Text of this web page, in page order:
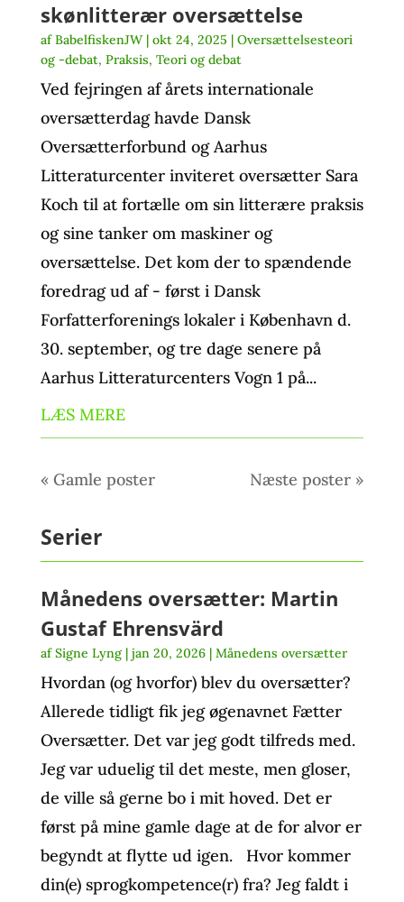
skønlitterær oversættelse
afBabelfiskenJW| okt 24, 2025 | Oversættelsesteori
og -debat, Praksis, Teori og debat
Ved fejringen af årets internationale
oversætterdag havde Dansk
Oversætterforbund og Aarhus
Litteraturcenter inviteret oversætter Sara
Koch til at fortælle om sin litterære praksis
og sine tanker om maskiner og
oversættelse. Det kom der to spændende
foredrag ud af - først i Dansk
Forfatterforenings lokaler i København d.
30. september, og tre dage senere på
Aarhus Litteraturcenters Vogn 1 på...
LÆS MERE
« Gamle poster Næste poster »
Serier
Månedens oversætter: Martin
Gustaf Ehrensvärd
afSigne Lyng| jan 20, 2026| Månedens oversætter
Hvordan (og hvorfor) blev du oversætter?
Allerede tidligt fik jeg øgenavnet Fætter
Oversætter. Det var jeg godt tilfreds med.
Jeg var uduelig til det meste, men gloser,
de ville så gerne bo i mit hoved. Det er
først på mine gamle dage at de for alvor er
begyndt at flytte ud igen. Hvor kommer
din(e) sprogkompetence(r) fra? Jeg faldt i